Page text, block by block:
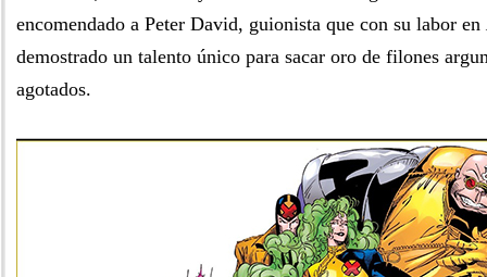
encomendado a Peter David, guionista que con su labor en
demostrado un talento único para sacar oro de filones
agotados.